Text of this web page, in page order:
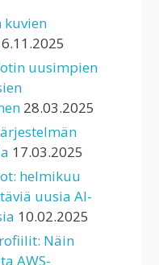
kuvien
uusimpien
28.03.2025
17.03.2025
helmikuu
uusia AI-
10.02.2025
Näin
AWS-